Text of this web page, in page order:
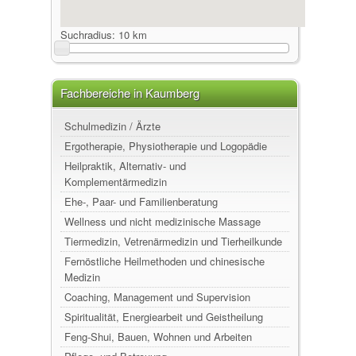
Suchradius: 10 km
Fachbereiche in Kaumberg
Schulmedizin / Ärzte
Ergotherapie, Physiotherapie und Logopädie
Heilpraktik, Alternativ- und
Komplementärmedizin
Ehe-, Paar- und Familienberatung
Wellness und nicht medizinische Massage
Tiermedizin, Vetrenärmedizin und Tierheilkunde
Fernöstliche Heilmethoden und chinesische
Medizin
Coaching, Management und Supervision
Spiritualität, Energiearbeit und Geistheilung
Feng-Shui, Bauen, Wohnen und Arbeiten